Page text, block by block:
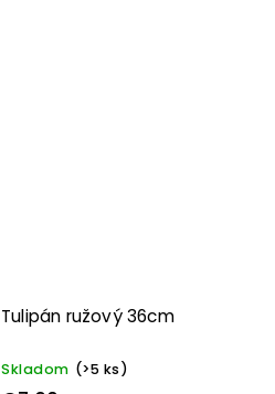
Tulipán ružový 36cm
Skladom (>5 ks)